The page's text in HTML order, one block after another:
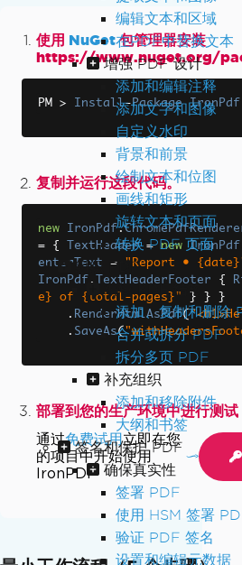
编辑文本和区域
在PDF中替换文本
增强 PDF 设计
添加和编辑注释
添加文字和图像
自定义水印
背景和前景
绘制文本和位图
画线和矩形
旋转文本和页面
转换 PDF 页面
组织 PDF
编辑 PDF 结构
添加、复制和删除
合并或拆分 PDF
拆分多页 PDF
补充组织
添加和移除附件
大纲和书签
签名和保护 PDF
确保真实性
签署 PDF
使用 HSM 签署
验证 PDF 签名
设置和编辑元数据
使用 NuGet包管理器安装
https://www.nuget.org/
PM > Install-Package IronPdf
复制并运行这段代码。
new IronPdf.
=
{ TextHeader = new IronPdf
enterText
= "Report •
IronPdf . TextHeaderFooter {
e} of {total-pages}"
} }
}
. RenderHtmlAsPdf(
. SaveAs(
部署到您的生产环境中进行测试
通过免费试用立即在您
的项目中开始使用
IronPDF